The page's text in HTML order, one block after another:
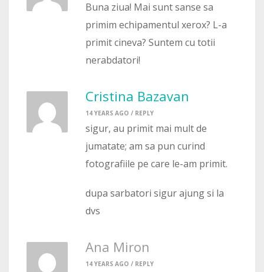
Buna ziua! Mai sunt sanse sa
primim echipamentul xerox? L-a
primit cineva? Suntem cu totii
nerabdatori!
Cristina Bazavan
14 YEARS AGO / REPLY
sigur, au primit mai mult de
jumatate; am sa pun curind
fotografiile pe care le-am primit.
dupa sarbatori sigur ajung si la
dvs
Ana Miron
14 YEARS AGO / REPLY